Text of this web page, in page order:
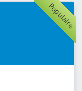
Populaire